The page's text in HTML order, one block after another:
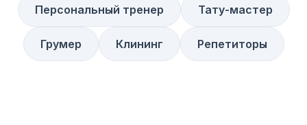
Персональный тренер Тату-мастер
Грумер Клининг Репетиторы